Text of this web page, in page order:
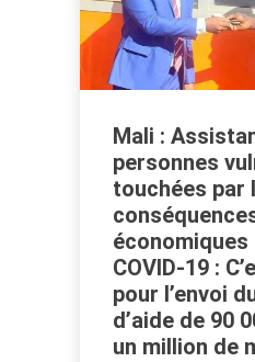
Mali :
personnes
touchées par
économiques
COVID-19 :
pour l’envoi
d’aide de 90
un million de